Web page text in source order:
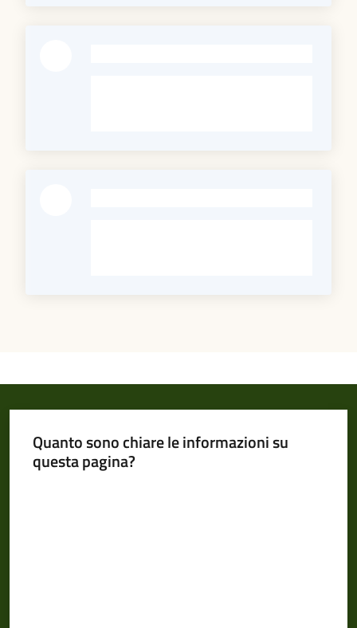
Quanto sono chiare le informazioni su
questa pagina?